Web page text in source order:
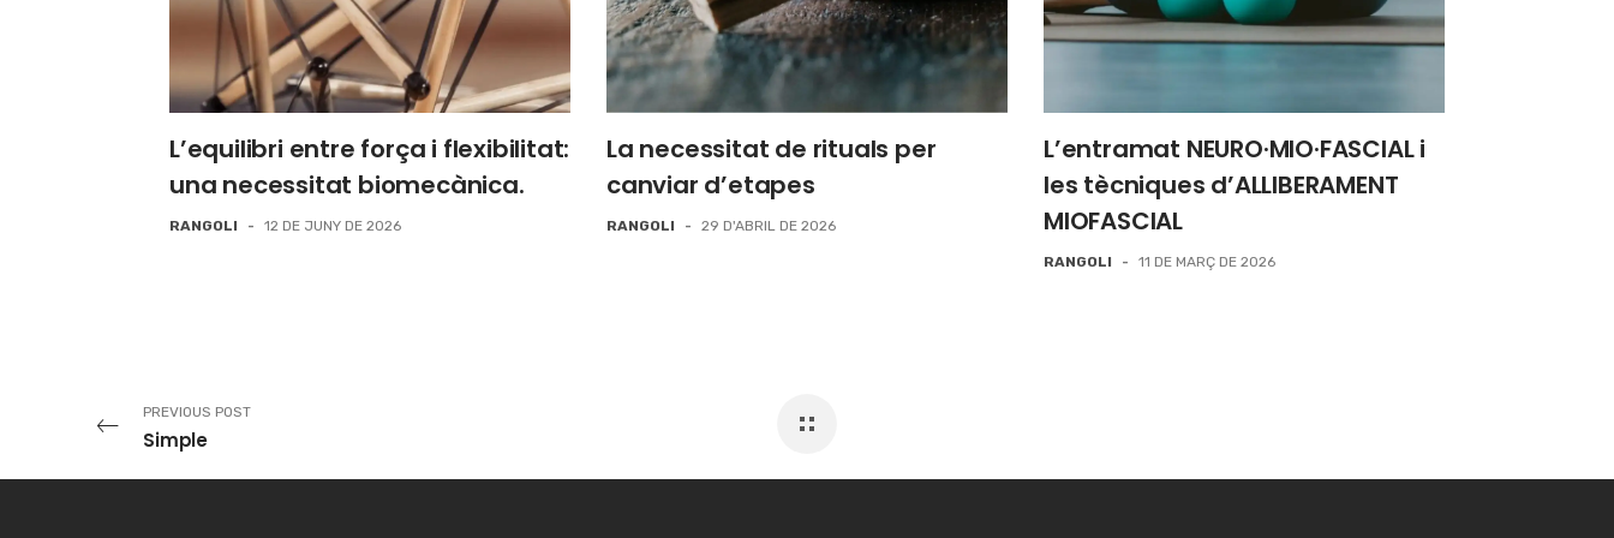
L’equilibri entre força i flexibilitat:
una necessitat biomecànica.
RANGOLI - 12 DE JUNY DE 2026
La necessitat de rituals per
canviar d’etapes
RANGOLI - 29 D'ABRIL DE 2026
L’entramat NEURO·MIO·FASCIAL i
les tècniques d’ALLIBERAMENT
MIOFASCIAL
RANGOLI - 11 DE MARÇ DE 2026
PREVIOUS POST
Simple